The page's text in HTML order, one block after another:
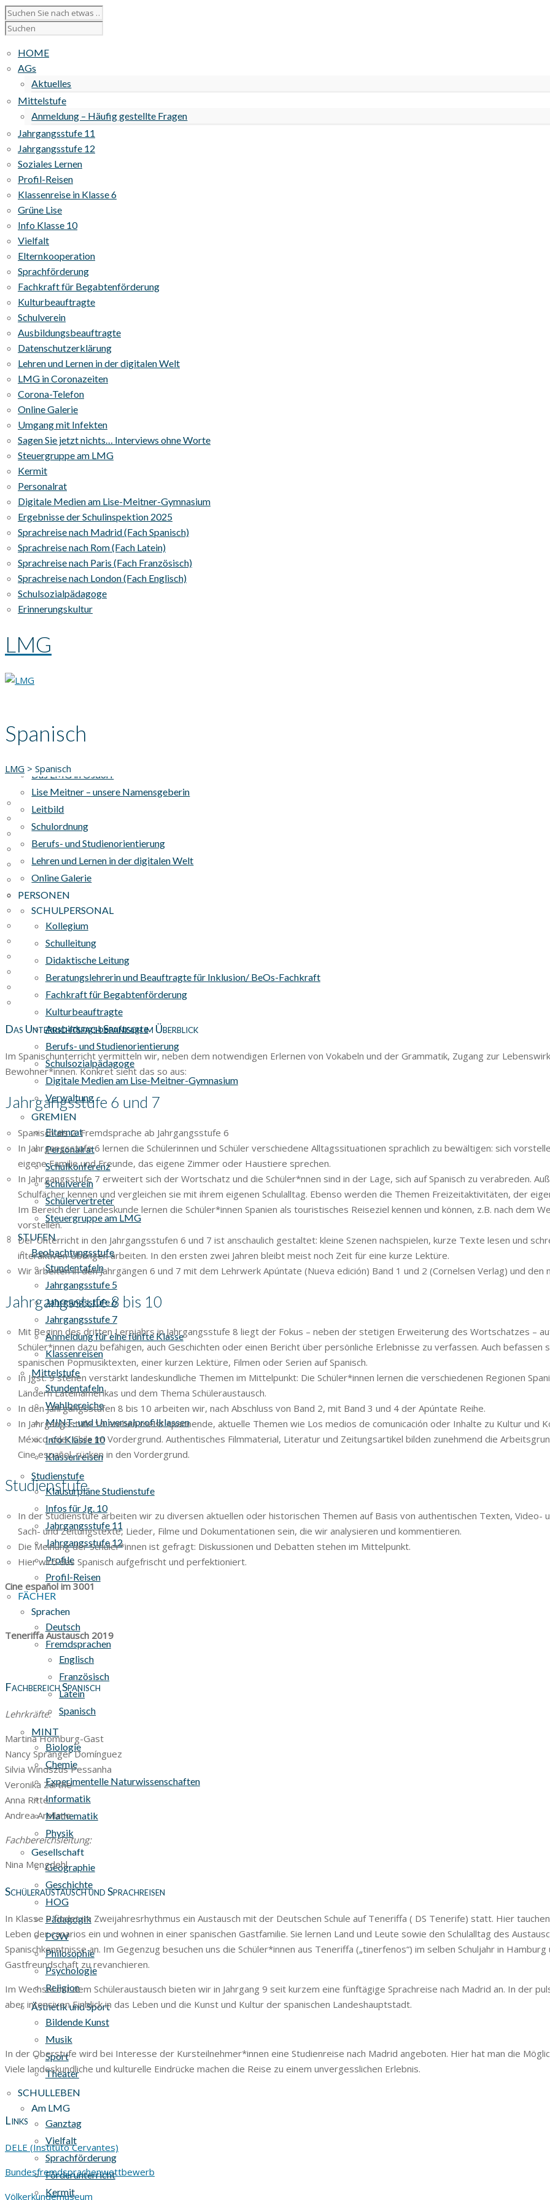
HOME
AGs
Aktuelles
Mittelstufe
Anmeldung – Häufig gestellte Fragen
Jahrgangsstufe 11
Jahrgangsstufe 12
Soziales Lernen
Profil-Reisen
Klassenreise in Klasse 6
Grüne Lise
Info Klasse 10
Vielfalt
Elternkooperation
Sprachförderung
Fachkraft für Begabtenförderung
Kulturbeauftragte
Schulverein
Ausbildungsbeauftragte
Datenschutzerklärung
Lehren und Lernen in der digitalen Welt
LMG in Coronazeiten
Corona-Telefon
Online Galerie
Umgang mit Infekten
Sagen Sie jetzt nichts… Interviews ohne Worte
Steuergruppe am LMG
Kermit
Personalrat
Digitale Medien am Lise-Meitner-Gymnasium
Ergebnisse der Schulinspektion 2025
Sprachreise nach Madrid (Fach Spanisch)
Sprachreise nach Rom (Fach Latein)
Sprachreise nach Paris (Fach Französisch)
Sprachreise nach London (Fach Englisch)
Schulsozialpädagoge
Erinnerungskultur
LMG
AKTUELLES
Das LMG in Osdorf
Lise Meitner – unsere Namensgeberin
Leitbild
Schulordnung
Berufs- und Studienorientierung
Lehren und Lernen in der digitalen Welt
Online Galerie
PERSONEN
SCHULPERSONAL
Kollegium
Schulleitung
Didaktische Leitung
Beratungslehrerin und Beauftragte für Inklusion/ BeOs-Fachkraft
Fachkraft für Begabtenförderung
Kulturbeauftragte
Ausbildungsbeauftragte
Berufs- und Studienorientierung
Schulsozialpädagoge
Digitale Medien am Lise-Meitner-Gymnasium
Verwaltung
GREMIEN
Elternrat
Personalrat
Schulkonferenz
Schulverein
Schülervertreter
Steuergruppe am LMG
STUFEN
Beobachtungsstufe
Stundentafeln
Jahrgangsstufe 5
Jahrgangsstufe 6
Jahrgangsstufe 7
Anmeldung für eine fünfte Klasse
Klassenreisen
Mittelstufe
Stundentafeln
Wahlbereiche
MINT- und Universalprofilklassen
Info Klasse 10
Klassenreisen
Studienstufe
Klausurpläne Studienstufe
Infos für Jg. 10
Jahrgangsstufe 11
Jahrgangsstufe 12
Profile
Profil-Reisen
FÄCHER
Sprachen
Deutsch
Fremdsprachen
Englisch
Französisch
Latein
Spanisch
MINT
Biologie
Chemie
Experimentelle Naturwissenschaften
Informatik
Mathematik
Physik
Gesellschaft
Geographie
Geschichte
HOG
Pädagogik
PGW
Philosophie
Psychologie
Religion
Ästhetik und Sport
Bildende Kunst
Musik
Sport
Theater
SCHULLEBEN
Am LMG
Ganztag
Vielfalt
Sprachförderung
Förderunterricht
Kermit
Spanisch
LMG > Spanisch
Das Unterrichtsfach Spanisch im Überblick
Im Spanischunterricht vermitteln wir, neben dem notwendigen Erlernen von Vokabeln und der Grammatik, Zugang zur
Bewohner*innen. Konkret sieht das so aus:
Jahrgangsstufe 6 und 7
Spanisch als 2. Fremdsprache ab Jahrgangsstufe 6
In Jahrgangsstufe 6 lernen die Schülerinnen und Schüler verschiedene Alltagssituationen sprachlich zu bewältigen: sich
eigene Familie und Freunde, das eigene Zimmer oder Haustiere sprechen.
In Jahrgangsstufe 7 erweitert sich der Wortschatz und die Schüler*nnen sind in der Lage, sich auf Spanisch zu verabreden.
Schulfächer kennen und vergleichen sie mit ihrem eigenen Schulalltag. Ebenso werden die Themen Freizeitaktivitäten, der
Im Bereich der Landeskunde lernen die Schüler*innen Spanien als touristisches Reiseziel kennen und können, z.B. nach dem
vorstellen.
Der Unterricht in den Jahrgangsstufen 6 und 7 ist anschaulich gestaltet: kleine Szenen nachspielen, kurze Texte lesen und
interaktiven Übungen arbeiten. In den ersten zwei Jahren bleibt meist noch Zeit für eine kurze Lektüre.
Wir arbeiten in den Jahrgängen 6 und 7 mit dem Lehrwerk Apúntate (Nueva edición) Band 1 und 2 (Cornelsen Verlag) und
Jahrgangsstufe 8 bis 10
Mit Beginn des dritten Lernjahrs in Jahrgangsstufe 8 liegt der Fokus – neben der stetigen Erweiterung des Wortschatzes –
Schüler*innen dazu befähigen, auch Geschichten oder einen Bericht über persönliche Erlebnisse zu verfassen. Auch
spanischen Popmusiktexten, einer kurzen Lektüre, Filmen oder Serien auf Spanisch.
In Jgst. 9 stehen verstärkt landeskundliche Themen im Mittelpunkt: Die Schüler*innen lernen die verschiedenen Regionen
Ländern Lateinamerikas und dem Thema Schüleraustausch.
In den Jahrgangsstufen 8 bis 10 arbeiten wir, nach Abschluss von Band 2, mit Band 3 und 4 der Apúntate Reihe.
In Jahrgangsstufe 10 stehen meist spannende, aktuelle Themen wie Los medios de comunicación oder Inhalte zu Kultur und
México oder Chile im Vordergrund. Authentisches Filmmaterial, Literatur und Zeitungsartikel bilden zunehmend die
Cine español, rücken in den Vordergrund.
Studienstufe
In der Studienstufe arbeiten wir zu diversen aktuellen oder historischen Themen auf Basis von authentischen Texten, Video-
Sach- und Zeitungstexte, Lieder, Filme und Dokumentationen sein, die wir analysieren und kommentieren.
Die Meinung der Schüler*innen ist gefragt: Diskussionen und Debatten stehen im Mittelpunkt.
Hier wird das Spanisch aufgefrischt und perfektioniert.
Cine español im 3001
Teneriffa Austausch 2019
Fachbereich Spanisch
Lehrkräfte:
Martina Homburg-Gast
Nancy Spranger Domínguez
Silvia Windszus Pessanha
Veronika Zarthe
Anna Ritte
Andrea Arellano
Fachbereichsleitung:
Nina Mengdehl
Schüleraustausch und Sprachreisen
In Klasse 9 findet im Zweijahresrhythmus ein Austausch mit der Deutschen Schule auf Teneriffa ( DS Tenerife) statt. Hier
Leben der canarios ein und wohnen in einer spanischen Gastfamilie. Sie lernen Land und Leute sowie den Schulalltag des
Spanischkenntnisse an. Im Gegenzug besuchen uns die Schüler*innen aus Teneriffa („tinerfenos“) im selben Schuljahr in
Gastfreundschaft zu revanchieren.
Im Wechsel mit dem Schüleraustausch bieten wir in Jahrgang 9 seit kurzem eine fünftägige Sprachreise nach Madrid an. In der
aber intensiven Einblick in das Leben und die Kunst und Kultur der spanischen Landeshauptstadt.
In der Oberstufe wird bei Interesse der Kursteilnehmer*innen eine Studienreise nach Madrid angeboten. Hier hat man die
Viele landeskundliche und kulturelle Eindrücke machen die Reise zu einem unvergesslichen Erlebnis.
Links
DELE (Instituto Cervantes)
Bundesfremdsprachenwettbewerb
Völkerkundemuseum